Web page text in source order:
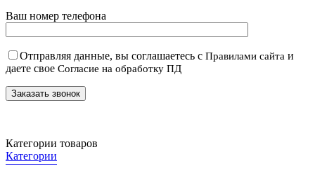
Ваш номер телефона
Отправляя данные, вы соглашаетесь с Правилами сайта и
даете свое Согласие на обработку ПД
Категории товаров
Категории